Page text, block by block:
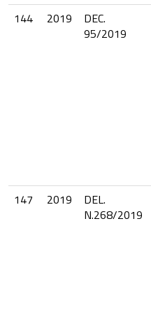
144
2019
DEC.
95/2019
147
2019
DEL.
N.268/2019